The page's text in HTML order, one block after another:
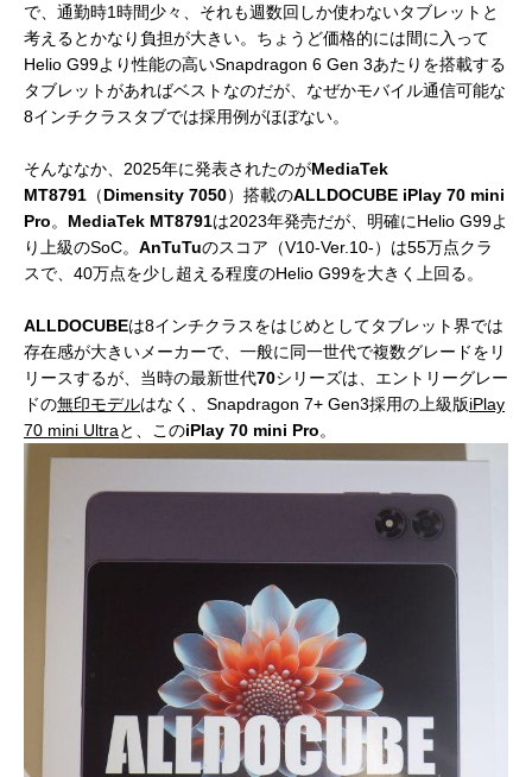
で、通勤時1時間少々、それも週数回しか使わないタブレットと
考えるとかなり負担が大きい。ちょうど価格的には間に入って
Helio G99より性能の高いSnapdragon 6 Gen 3あたりを搭載する
タブレットがあればベストなのだが、なぜかモバイル通信可能な
8インチクラスタブでは採用例がほぼない。
そんななか、2025年に発表されたのがMediaTek
MT8791 （Dimensity 7050）搭載のALLDOCUBE iPlay 70 mini
Pro。 MediaTek MT8791は2023年発売だが、明確にHelio G99よ
り上級のSoC。 AnTuTuのスコア（V10-Ver.10-）は55万点クラ
スで、40万点を少し超える程度のHelio G99を大きく上回る。
ALLDOCUBEは8インチクラスをはじめとしてタブレット界では
存在感が大きいメーカーで、一般に同一世代で複数グレードをリ
リースするが、当時の最新世代70シリーズは、エントリーグレー
ドの無印モデルはなく、Snapdragon 7+ Gen3採用の上級版iPlay
70 mini Ultraと、このiPlay 70 mini Pro。